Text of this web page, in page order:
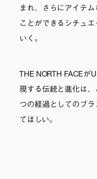
まれ、さらにアイテ
ことができるシチュ
いく。
THE NORTH FACEが
現する伝統と進化は
つの経過としてのブ
てほしい。